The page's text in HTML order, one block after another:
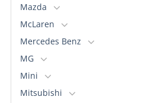
Mazda
McLaren
Mercedes Benz
MG
Mini
Mitsubishi